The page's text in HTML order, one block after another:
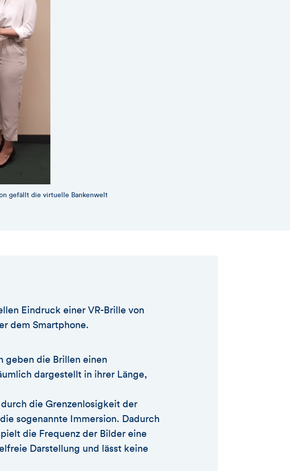
gefällt die virtuelle Bankenwelt
Eindruck einer VR-Brille von
dem Smartphone.
geben die Brillen einen
dargestellt in ihrer Länge,
die Grenzenlosigkeit der
sogenannte Immersion. Dadurch
die Frequenz der Bilder eine
Darstellung und lässt keine